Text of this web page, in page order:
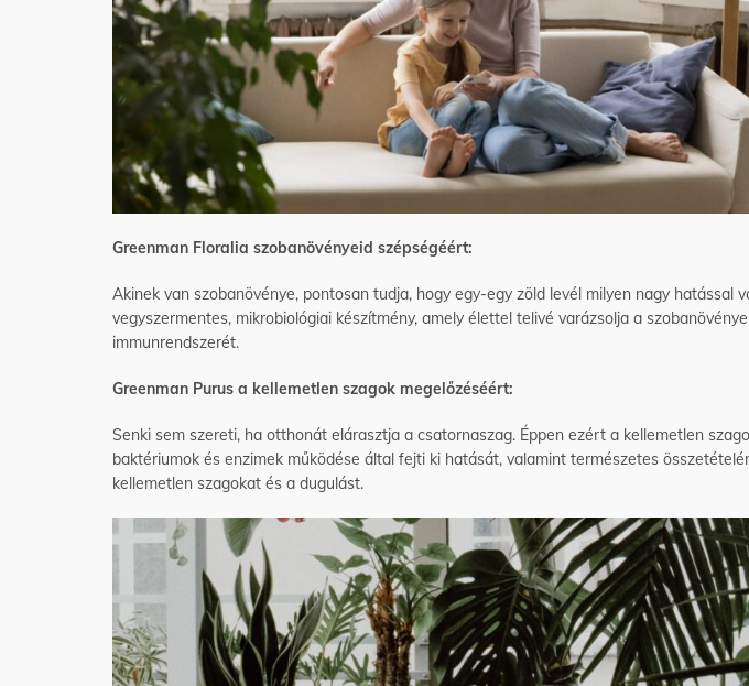
Greenman Floralia szobanövényeid szépségéért:
Akinek van szobanövénye, pontosan tudja, hogy egy-egy zöld levél milyen nagy hatással
vegyszermentes, mikrobiológiai készítmény, amely élettel telivé varázsolja a
immunrendszerét.
Greenman Purus a kellemetlen szagok megelőzéséért:
Senki sem szereti, ha otthonát elárasztja a csatornaszag. Éppen ezért a kellemetlen
baktériumok és enzimek működése által fejti ki hatását, valamint természetes
kellemetlen szagokat és a dugulást.